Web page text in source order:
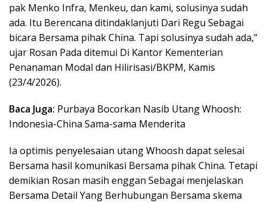
pak Menko Infra, Menkeu, dan kami, solusinya sudah
ada. Itu Berencana ditindaklanjuti Dari Regu Sebagai
bicara Bersama pihak China. Tapi solusinya sudah ada,”
ujar Rosan Pada ditemui Di Kantor Kementerian
Penanaman Modal dan Hilirisasi/BKPM, Kamis
(23/4/2026).
Baca Juga: Purbaya Bocorkan Nasib Utang Whoosh:
Indonesia-China Sama-sama Menderita
Ia optimis penyelesaian utang Whoosh dapat selesai
Bersama hasil komunikasi Bersama pihak China. Tetapi
demikian Rosan masih enggan Sebagai menjelaskan
Bersama Detail Yang Berhubungan Bersama skema